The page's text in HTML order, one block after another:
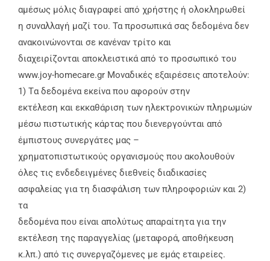
αμέσως μόλις διαγραφεί από χρήστης ή ολοκληρωθεί
η συναλλαγή μαζί του. Τα προσωπικά σας δεδομένα δεν
ανακοινώνονται σε κανέναν τρίτο και
διαχειρίζονται αποκλειστικά από το προσωπικό του
www.joy-homecare.gr Μοναδικές εξαιρέσεις αποτελούν:
1) Tα δεδομένα εκείνα που αφορούν στην
εκτέλεση και εκκαθάριση των ηλεκτρονικών πληρωμών
μέσω πιστωτικής κάρτας που διενεργούνται από
έμπιστους συνεργάτες μας –
χρηματοπιστωτικούς οργανισμούς που ακολουθούν
όλες τις ενδεδειγμένες διεθνείς διαδικασίες
ασφαλείας για τη διασφάλιση των πληροφοριών και 2)
τα
δεδομένα που είναι απολύτως απαραίτητα για την
εκτέλεση της παραγγελίας (μεταφορά, αποθήκευση
κ.λπ.) από τις συνεργαζόμενες με εμάς εταιρείες.